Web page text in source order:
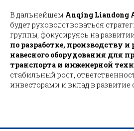
В дальнейшем Anqing Liandong
будет руководствоваться
группы, фокусируясь на
по разработке, производству и
навесного оборудования для
транспорта и инженерной
стабильный рост,
инвесторами и вклад в развитие